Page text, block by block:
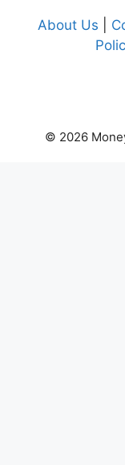
About Us
© 2026